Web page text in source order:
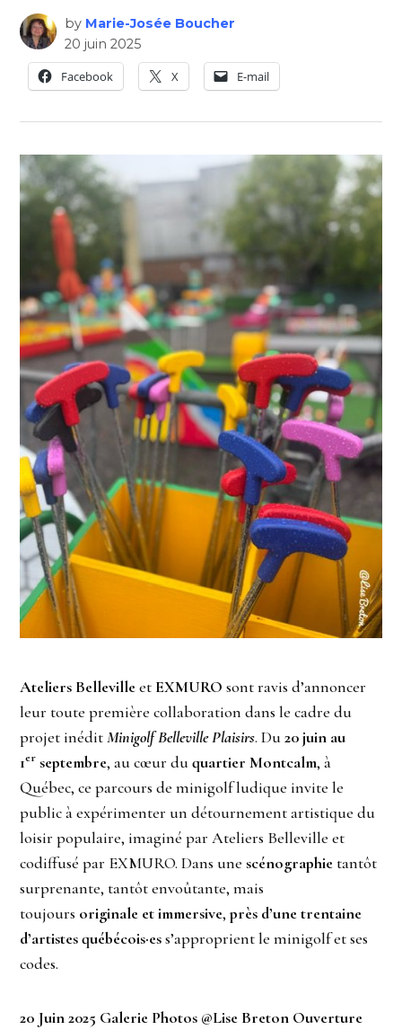
by Marie-Josée Boucher
20 juin 2025
Facebook
X E-mail
Ateliers Bellevilleet EXMURO sont ravis d’annoncer
leur toute première collaboration dans le cadre du
projet inéditMinigolf Belleville Plaisirs. Du20 juin au
1er septembre, au cœur duquartier Montcalm, à
Québec, ce parcours de minigolf ludique invite le
public à expérimenter un détournement artistique du
loisir populaire, imaginé par Ateliers Belleville et
codiffusé par EXMURO. Dans unescénographie tantôt
surprenante, tantôt envoûtante, mais
toujours originale et immersive,près d’une trentaine
d’artistes québécois·ess’approprient le minigolf et ses
codes.
20 Juin 2025 Galerie Photos @Lise Breton Ouverture